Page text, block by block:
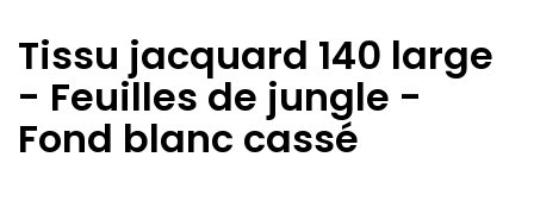
Tissu jacquard 140 large
- Feuilles de jungle -
Fond blanc cassé